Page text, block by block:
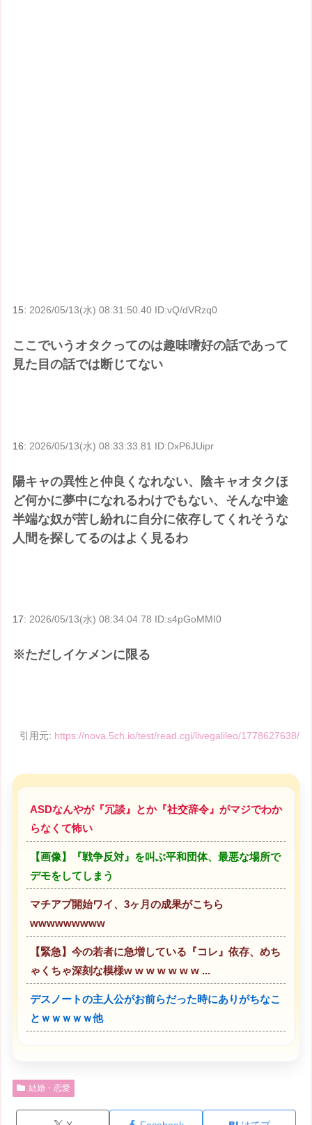
15: 2026/05/13(水) 08:31:50.40 ID:vQ/dVRzq0
ここでいうオタクってのは趣味嗜好の話であって
見た目の話では断じてない
16: 2026/05/13(水) 08:33:33.81 ID:DxP6JUipr
陽キャの異性と仲良くなれない、陰キャオタクほ
ど何かに夢中になれるわけでもない、そんな中途
半端な奴が苦し紛れに自分に依存してくれそうな
人間を探してるのはよく見るわ
17: 2026/05/13(水) 08:34:04.78 ID:s4pGoMMI0
※ただしイケメンに限る
引用元: https://nova.5ch.io/test/read.cgi/livegalileo/1778627638/
ASDなんやが『冗談』とか『社交辞令』がマジでわか
らなくて怖い
【画像】『戦争反対』を叫ぶ平和団体、最悪な場所で
デモをしてしまう
マチアプ開始ワイ、3ヶ月の成果がこちら
wwwwwwwww
【緊急】今の若者に急増している『コレ』依存、めち
ゃくちゃ深刻な模様w w w w w w w ...
デスノートの主人公がお前らだった時にありがちなこ
とｗｗｗｗｗ他
結婚・恋愛